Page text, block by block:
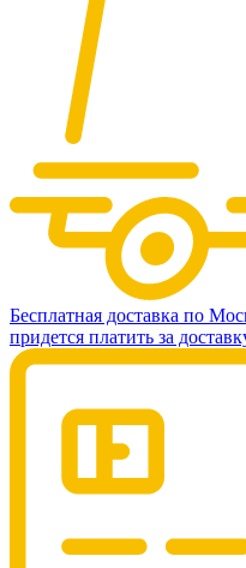
Бесплатная доставка по
придется платить за